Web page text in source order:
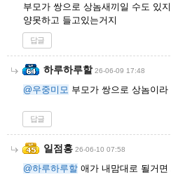
부모가 쌍으로 상놈새끼일 수도 있
양못하고 들고있는거지
답글
하루하루할 26-06-09 17:48
@우중미모 부모가 쌍으로 상놈이
답글
일점홍 26-06-10 07:58
@하루하루할 애가 내맘대로 될거